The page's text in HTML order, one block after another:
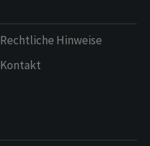
Rechtliche Hinweise
Kontakt